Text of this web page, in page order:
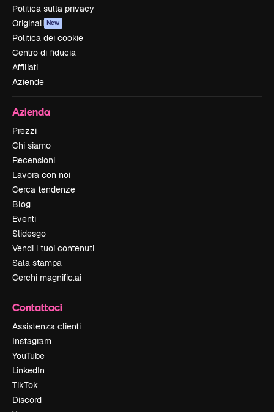
Politica sulla privacy
Originali New
Politica dei cookie
Centro di fiducia
Affiliati
Aziende
Azienda
Prezzi
Chi siamo
Recensioni
Lavora con noi
Cerca tendenze
Blog
Eventi
Slidesgo
Vendi i tuoi contenuti
Sala stampa
Cerchi magnific.ai
Contattaci
Assistenza clienti
Instagram
YouTube
LinkedIn
TikTok
Discord